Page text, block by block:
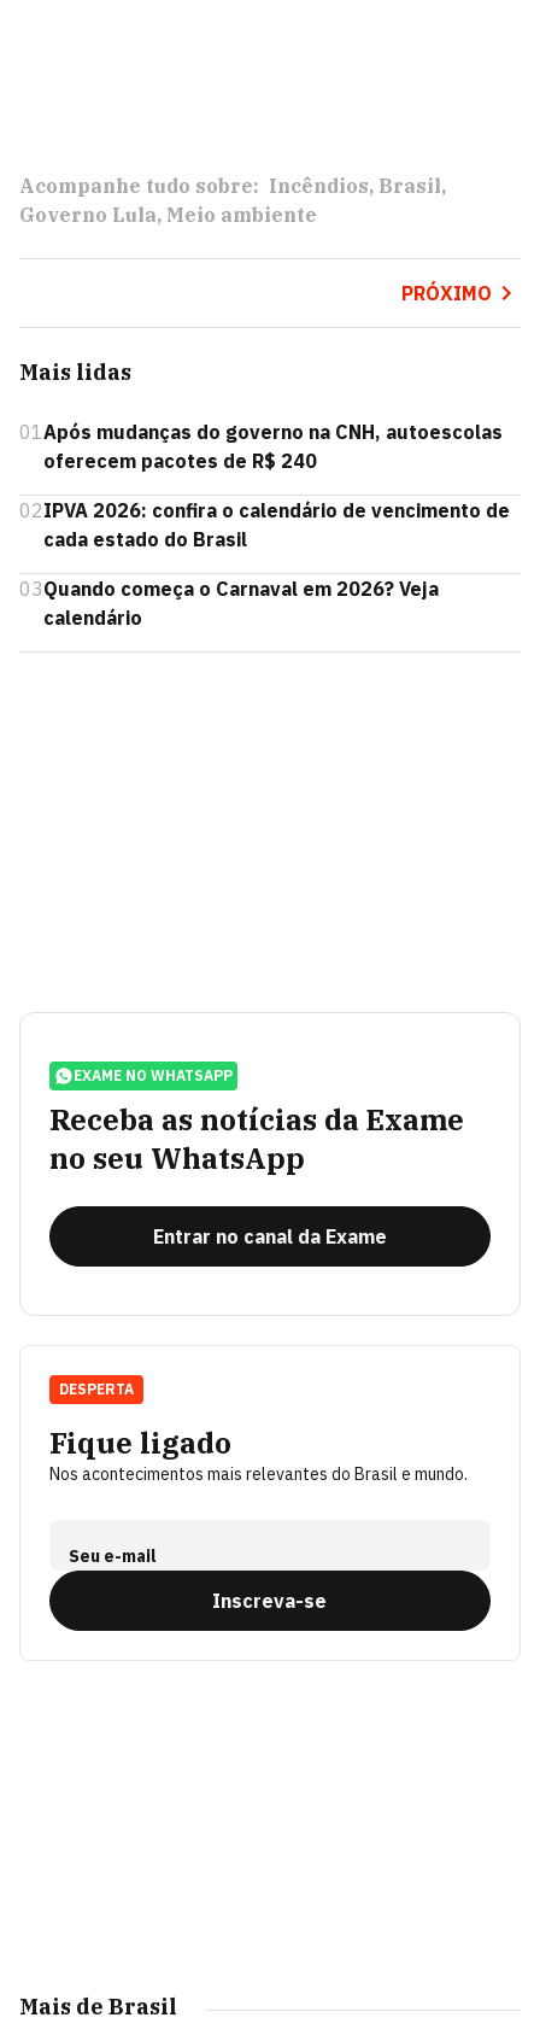
Acompanhe tudo sobre: Incêndios Brasil
Governo Lula Meio ambiente
PRÓXIMO
Mais lidas
01Após mudanças do governo na CNH, autoescolas
oferecem pacotes de R$ 240
02IPVA 2026: confira o calendário de vencimento de
cada estado do Brasil
03Quando começa o Carnaval em 2026? Veja
calendário
EXAME NO WHATSAPP
Receba as notícias da Exame
no seu WhatsApp
Entrar no canal da Exame
Fique ligado
Nos acontecimentos mais relevantes do Brasil e mundo.
Seu e-mail
Inscreva-se
DESPERTA
Mais de Brasil